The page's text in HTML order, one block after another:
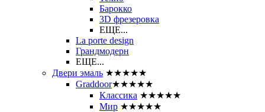
Барокко
3D фрезеровка
ЕЩЕ...
La porte design
Грандмодерн
ЕЩЕ...
Двери эмаль ★★★★★
Graddoor★★★★★
Классика ★★★★★
Мир ★★★★★